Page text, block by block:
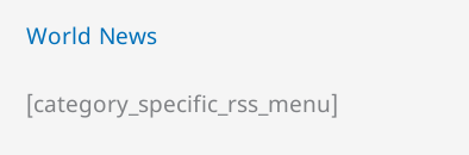
World News
[category_specific_rss_menu]